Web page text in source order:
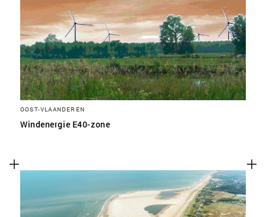
OOST-VLAANDEREN
Windenergie E40-zone